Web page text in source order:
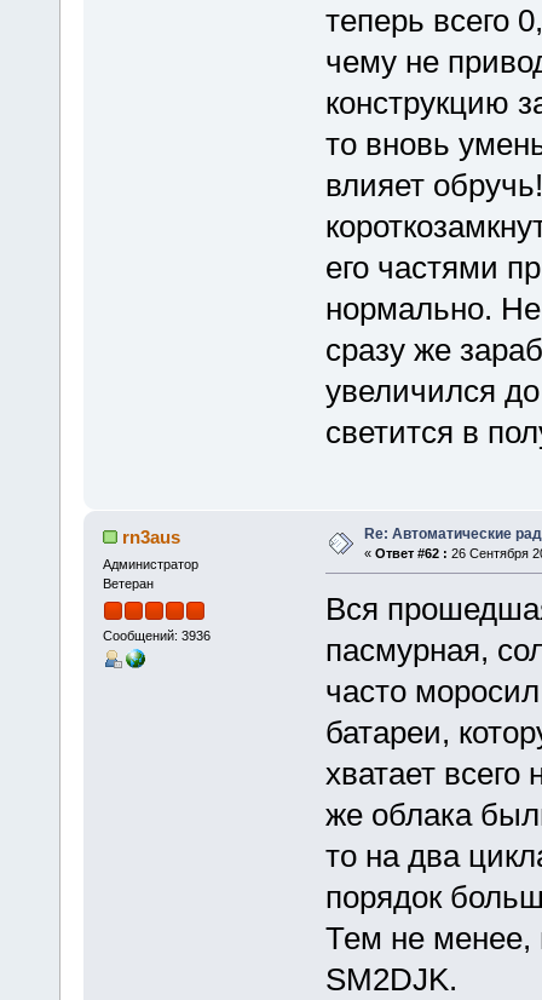
теперь всего
чему не
конструкцию
то вновь
влияет
его частями
нормально.
сразу же
увеличился
светится в
rn3aus
Администратор
Ветеран
Сообщений: 3936
Re: Автоматические
« Ответ #62 : 26 Сентября
Вся
пасмурная,
часто
батареи,
хватает
же облака
то на два
порядок
Тем не менее,
SM2DJK.